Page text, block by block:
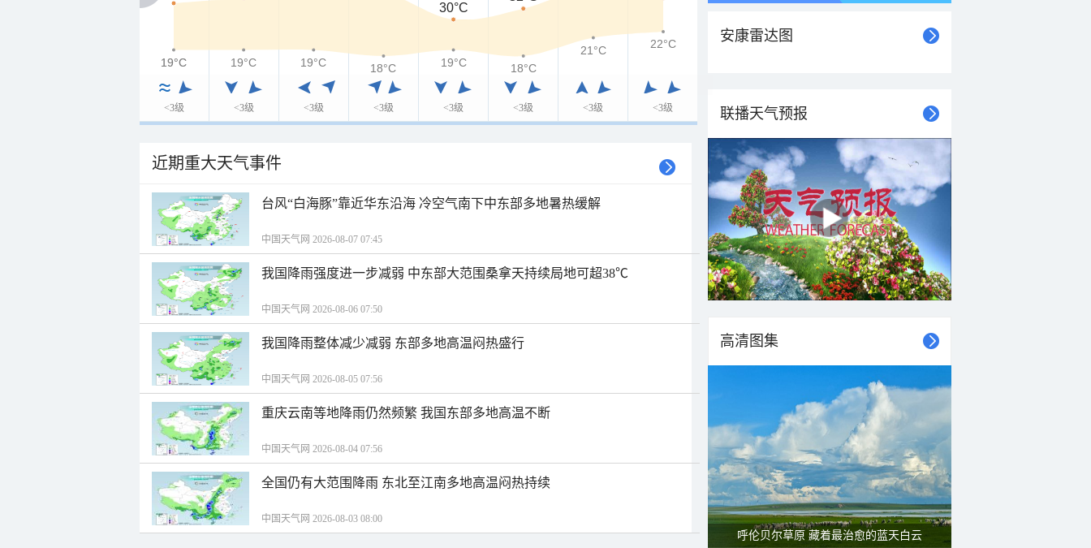
<3级 <3级 <3级 <3级 <3级 <3级 <3级 <3级
30°C
19°C
19°C 19°C 19°C 18°C 19°C 18°C
21°C 22°C
近期重大天气事件
台风“白海豚”靠近华东沿海 冷空气南下中东部多地暑热缓解
中国天气网 2026-08-07 07:45
我国降雨强度进一步减弱 中东部大范围桑拿天持续局地可超38℃
中国天气网 2026-08-06 07:50
我国降雨整体减少减弱 东部多地高温闷热盛行
中国天气网 2026-08-05 07:56
重庆云南等地降雨仍然频繁 我国东部多地高温不断
中国天气网 2026-08-04 07:56
全国仍有大范围降雨 东北至江南多地高温闷热持续
中国天气网 2026-08-03 08:00
安康雷达图
联播天气预报
高清图集
呼伦贝尔草原 藏着最治愈的蓝天白云